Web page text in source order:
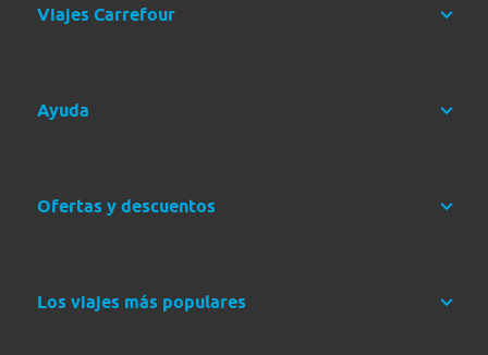
Bangkok. Llegada a Bangkok, alojamiento y resto del día libre.
Alojamiento.
Viajes Carrefour
Ayuda
Ofertas y descuentos
Los viajes más populares